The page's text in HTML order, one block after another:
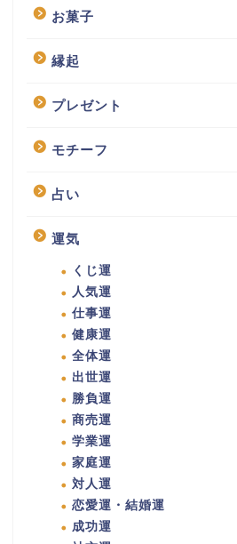
お菓子
縁起
プレゼント
モチーフ
占い
運気
くじ運
人気運
仕事運
健康運
全体運
出世運
勝負運
商売運
学業運
家庭運
対人運
恋愛運・結婚運
成功運